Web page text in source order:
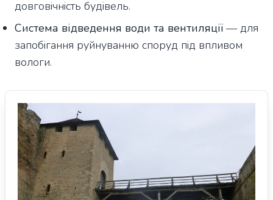
довговічність будівель.
Система відведення води та вентиляції — для
запобігання руйнуванню споруд під впливом
вологи.